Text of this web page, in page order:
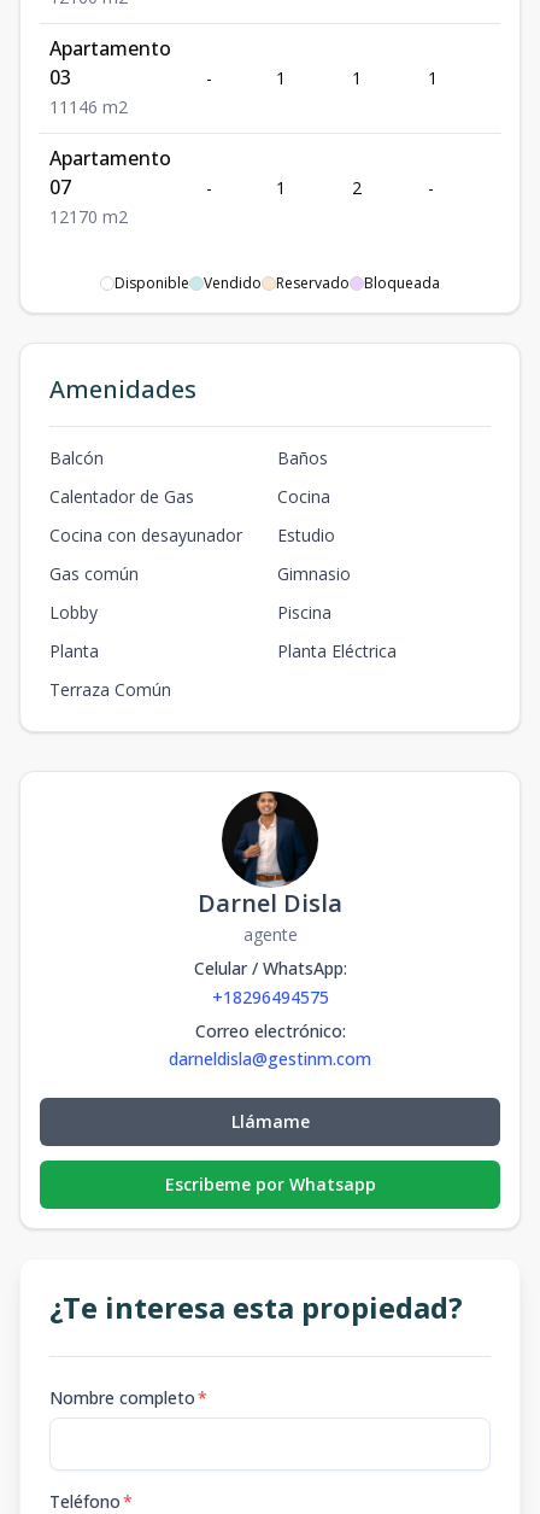
Apartamento
03
1 1 1 46 m2
- 1 1 1
Apartamento
07
1 21 70 m2
- 1 2 -
Disponible Vendido Reservado Bloqueada
Amenidades
Balcón
Baños
Calentador de Gas
Cocina
Cocina con desayunador
Estudio
Gas común
Gimnasio
Lobby
Piscina
Planta
Planta Eléctrica
Terraza Común
Darnel Disla
agente
Celular / WhatsApp:
+18296494575
Correo electrónico:
darneldisla@gestinm.com
Llámame
Escribeme por Whatsapp
¿Te interesa esta propiedad?
Nombre completo*
Teléfono*